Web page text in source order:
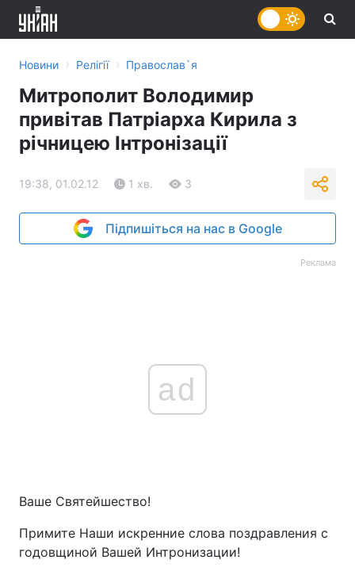
Новини › Релігії › Православ`я
Митрополит Володимир
привітав Патріарха Кирила з
річницею Інтронізації
19:38, 01.02.12 1 хв. 3
Підпишіться на нас в Google
Реклама
ad
Ваше Святейшество!
Примите Наши искренние слова поздравления с
годовщиной Вашей Интронизации!